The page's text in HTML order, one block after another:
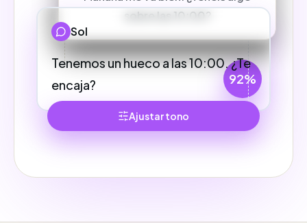
92%
sobre las 10:00?
Sol
Tenemos un hueco a las 10:00. ¿Te
encaja?
Ajustar tono